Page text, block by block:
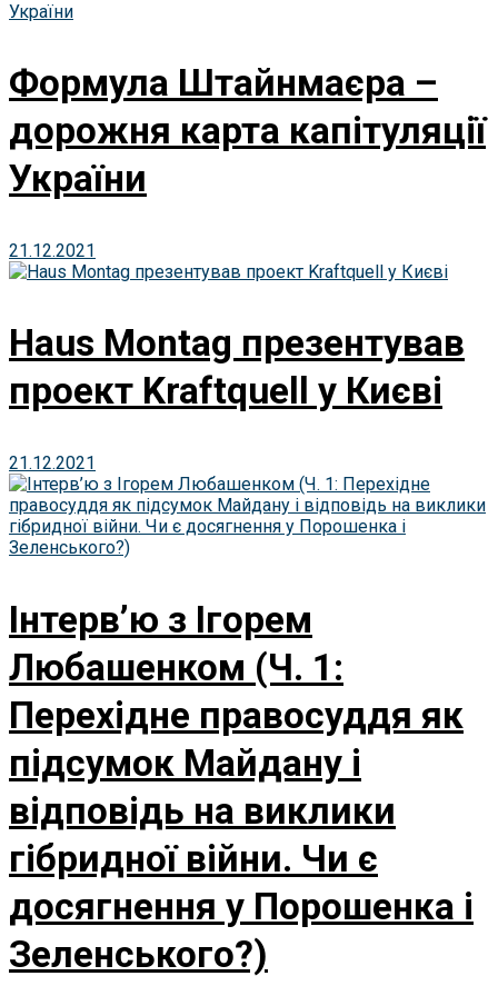
Формула Штайнмаєра –
дорожня карта капітуляції
України
21.12.2021
Haus Montag презентував
проект Kraftquell у Києві
21.12.2021
Інтерв’ю з Ігорем
Любашенком (Ч. 1:
Перехідне правосуддя як
підсумок Майдану і
відповідь на виклики
гібридної війни. Чи є
досягнення у Порошенка і
Зеленського?)